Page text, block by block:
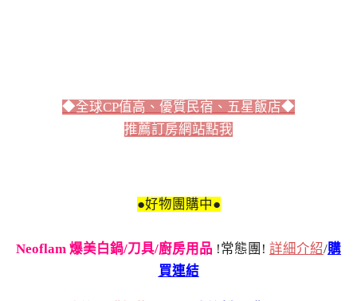
◆全球CP值高、優質民宿、五星飯店◆
推薦訂房網站點我
●好物團購中●
Neoflam 爆美白鍋/刀具/廚房用品 !常態團! 詳細介紹/購
買連結